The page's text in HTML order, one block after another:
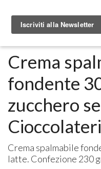
Crema
fondente
zucchero
Crema spalmabile
latte. Confezione 230